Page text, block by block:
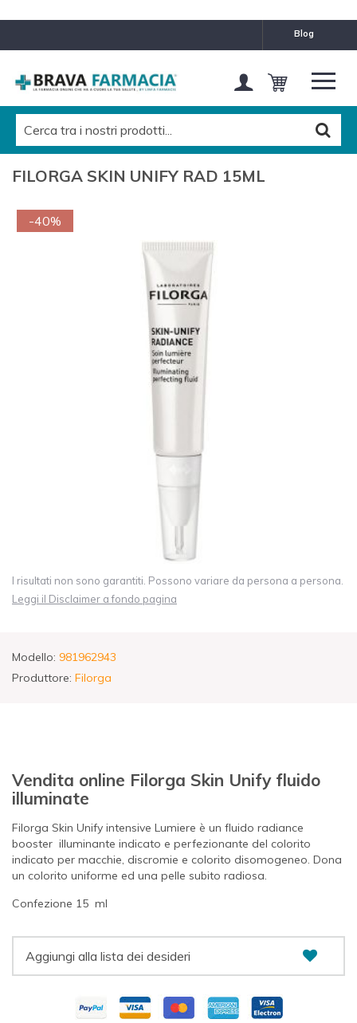
blog
FILORGA SKIN UNIFY RAD 15ML
-40%
I risultati non sono garantiti. Possono variare da persona a persona.
Leggi il Disclaimer a fondo pagina
Modello: 981962943
Produttore: Filorga
Vendita online Filorga Skin Unify fluido
illuminate
Filorga Skin Unify intensive Lumiere è un fluido radiance
booster illuminante indicato e perfezionante del colorito
indicato per macchie, discromie e colorito disomogeneo. Dona
un colorito uniforme ed una pelle subito radiosa.
Confezione 15 ml
Aggiungi alla lista dei desideri